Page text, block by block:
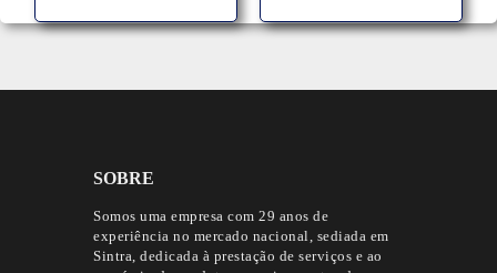
SOBRE
Somos uma empresa com 29 anos de
experiência no mercado nacional, sediada em
Sintra, dedicada à prestação de serviços e ao